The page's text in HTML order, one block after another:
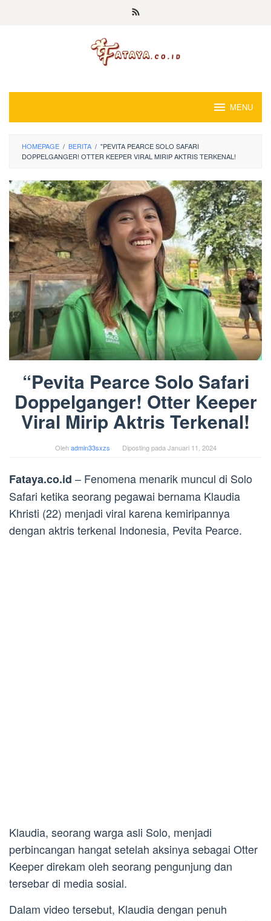
MENU
HOMEPAGE / BERITA / "PEVITA PEARCE SOLO SAFARI
DOPPELGANGER! OTTER KEEPER VIRAL MIRIP AKTRIS TERKENAL!
“Pevita Pearce Solo Safari
Doppelganger! Otter Keeper
Viral Mirip Aktris Terkenal!
Olehadmin33sxzs Diposting padaJanuari 11, 2024
Fataya.co.id – Fenomena menarik muncul di Solo
Safari ketika seorang pegawai bernama Klaudia
Khristi (22) menjadi viral karena kemiripannya
dengan aktris terkenal Indonesia, Pevita Pearce.
Klaudia, seorang warga asli Solo, menjadi
perbincangan hangat setelah aksinya sebagai Otter
Keeper direkam oleh seorang pengunjung dan
tersebar di media sosial.
Dalam video tersebut, Klaudia dengan penuh